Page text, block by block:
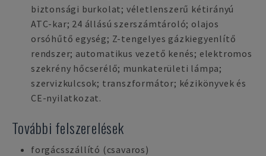
biztonsági burkolat; véletlenszerű kétirányú
ATC-kar; 24 állású szerszámtároló; olajos
orsóhűtő egység; Z-tengelyes gázkiegyenlítő
rendszer; automatikus vezető kenés; elektromos
szekrény hőcserélő; munkaterületi lámpa;
szervizkulcsok; transzformátor; kézikönyvek és
CE-nyilatkozat.
További felszerelések
forgácsszállító (csavaros)